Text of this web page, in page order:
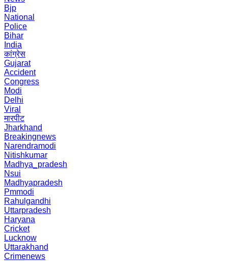
Bjp
National
Police
Bihar
India
कांग्रेस
Gujarat
Accident
Congress
Modi
Delhi
Viral
मारपीट
Jharkhand
Breakingnews
Narendramodi
Nitishkumar
Madhya_pradesh
Nsui
Madhyapradesh
Pmmodi
Rahulgandhi
Uttarpradesh
Haryana
Cricket
Lucknow
Uttarakhand
Crimenews